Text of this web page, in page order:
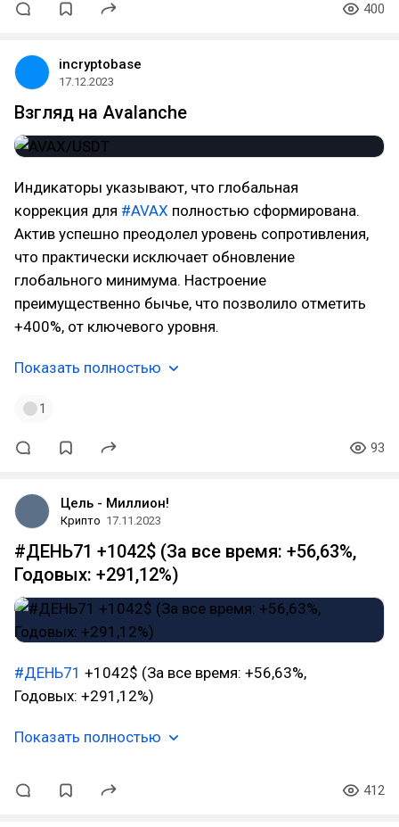
400
incryptobase
17.12.2023
Взгляд на Avalanche
Индикаторы указывают, что глобальная
коррекция для #AVAX полностью сформирована.
Актив успешно преодолел уровень сопротивления,
что практически исключает обновление
глобального минимума. Настроение
преимущественно бычье, что позволило отметить
+400%, от ключевого уровня.
Показать полностью
1
93
Цель - Миллион!
Крипто 17.11.2023
#ДЕНЬ71 +1042$ (За все время: +56,63%,
Годовых: +291,12%)
#ДЕНЬ71 +1042$ (За все время: +56,63%,
Годовых: +291,12%)
Показать полностью
412